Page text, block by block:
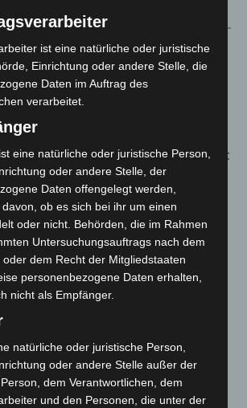
Mehr vom Autor
Feuerwehrkräfte
nach Waldbrandeinsatz aus
zurück
Erste Tigermücken-
in Niedersachsen entdeckt
im „Haus der Begegnung“ in
schnell eingedämmt
Hannover: 21 neue
läuft mit Hockeyschläger über
– Polizei sucht Zeugen
ist eine natürliche oder juristische
Einrichtung oder andere Stelle, die
Daten im Auftrag des
verarbeitet.
eine natürliche oder juristische Person,
oder andere Stelle, der
Daten offengelegt werden,
ob es sich bei ihr um einen
oder nicht. Behörden, die im Rahmen
Untersuchungsauftrags nach dem
oder dem Recht der Mitgliedstaaten
personenbezogene Daten erhalten,
nicht als Empfänger.
natürliche oder juristische Person,
oder andere Stelle außer der
dem Verantwortlichen, dem
und den Personen, die unter der